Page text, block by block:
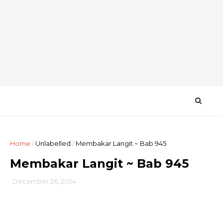
Home /Unlabelled / Membakar Langit ~ Bab 945
Membakar Langit ~ Bab 945
December 26, 2024